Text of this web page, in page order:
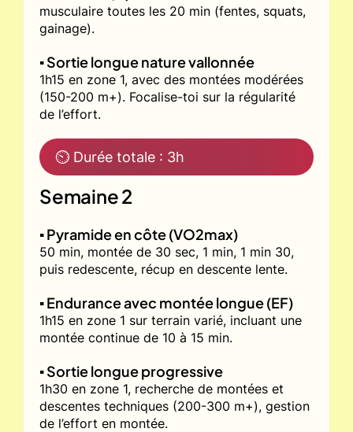
musculaire toutes les 20 min (fentes, squats,
gainage).
▪️ Sortie longue nature vallonnée
1h15 en zone 1, avec des montées modérées
(150-200 m+). Focalise-toi sur la régularité
de l’effort.
⏲ Durée totale : 3h
Semaine 2
▪️ Pyramide en côte (VO2max)
50 min, montée de 30 sec, 1 min, 1 min 30,
puis redescente, récup en descente lente.
▪️ Endurance avec montée longue (EF)
1h15 en zone 1 sur terrain varié, incluant une
montée continue de 10 à 15 min.
▪️ Sortie longue progressive
1h30 en zone 1, recherche de montées et
descentes techniques (200-300 m+), gestion
de l’effort en montée.